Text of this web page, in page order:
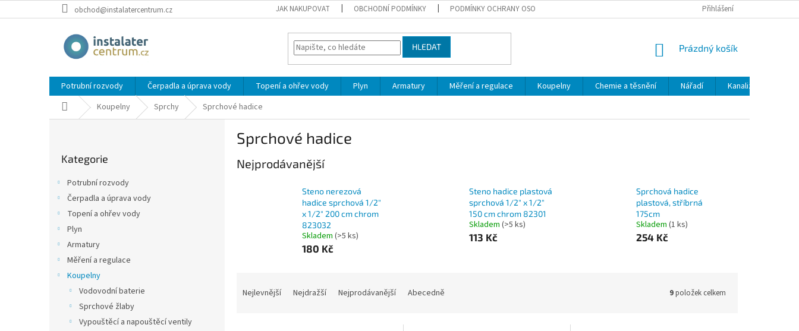
na
obchod@instalatercentrum.cz JAK NAKUPOVAT OBCHODNÍ PODMÍNKY PODMÍNKY OCHRANY OSOBNÍCH ÚDAJŮ MOJE OBJEDNÁVKA
Přihlášení
HLEDAT
NÁKUPNÍ
Prázdný košík
Potrubní rozvody Čerpadla a úprava vody Topení a ohřev vody Plyn Armatury Měření a regulace Koupelny Chemie a těsnění Nářadí Kanalizace
Domů Koupelny Sprchy Sprchové hadice
kategorie
Kategorie
Potrubní rozvody
Čerpadla a úprava vody
Topení a ohřev vody
Plyn
Armatury
Měření a regulace
Koupelny
Vodovodní baterie
Sprchové žlaby
Vypouštěcí a napouštěcí ventily
Sprchové hadice
Nejprodávanější
Steno nerezová
hadice sprchová 1/2"
x 1/2" 200 cm chrom
823032
Skladem (>5 ks)
180 Kč
Steno hadice plastová
sprchová 1/2" x 1/2"
150 cm chrom 82301
Skladem (>5 ks)
113 Kč
Sprchová hadice
plastová, stříbrná
175cm
Skladem (1 ks)
254 Kč
Nejlevnější Nejdražší Nejprodávanější Abecedně 9položek celkem